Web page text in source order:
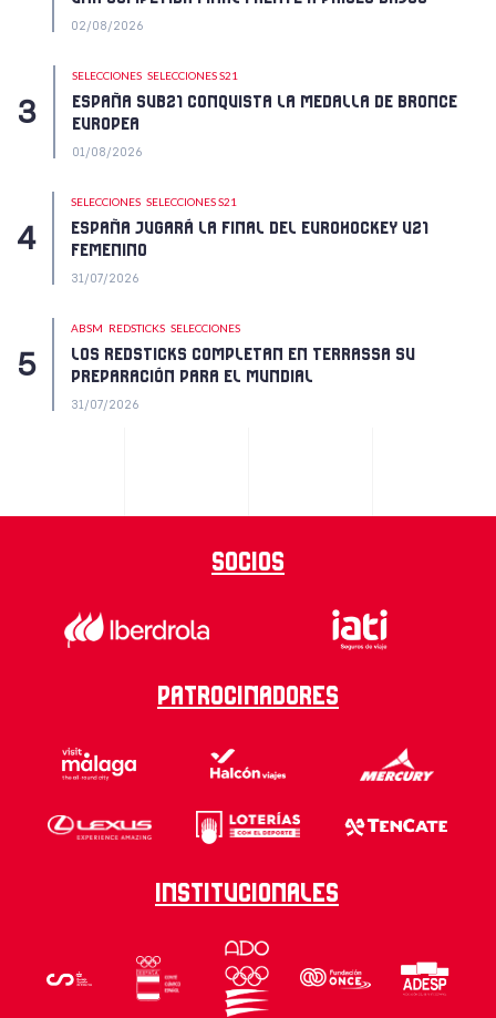
02/08/2026
SELECCIONES SELECCIONES S21
ESPAÑA SUB21 CONQUISTA LA MEDALLA DE BRONCE
EUROPEA
01/08/2026
SELECCIONES SELECCIONES S21
ESPAÑA JUGARÁ LA FINAL DEL EUROHOCKEY U21
FEMENINO
31/07/2026
ABSM REDSTICKS SELECCIONES
LOS REDSTICKS COMPLETAN EN TERRASSA SU
PREPARACIÓN PARA EL MUNDIAL
31/07/2026
Socios
Patrocinadores
Institucionales